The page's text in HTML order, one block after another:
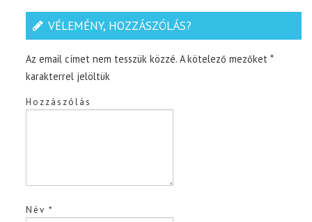
VÉLEMÉNY, HOZZÁSZÓLÁS?
Az email címet nem tesszük közzé. A kötelező mezőket*
karakterrel jelöltük
Hozzászólás
Név*